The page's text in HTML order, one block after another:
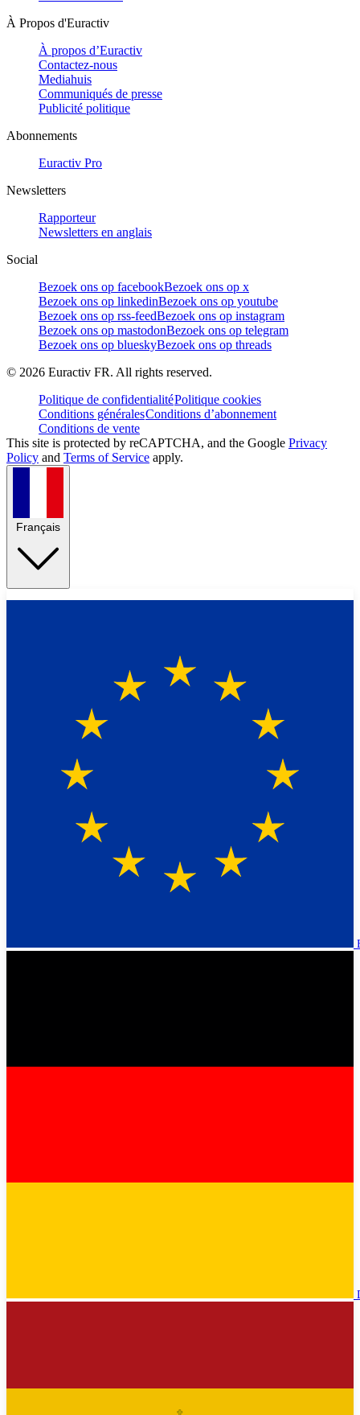
À Propos d'Euractiv
À propos d’Euractiv
Contactez-nous
Mediahuis
Communiqués de presse
Publicité politique
Abonnements
Euractiv Pro
Newsletters
Rapporteur
Newsletters en anglais
Social
Bezoek ons op facebookBezoek ons op x
Bezoek ons op linkedinBezoek ons op youtube
Bezoek ons op rss-feedBezoek ons op instagram
Bezoek ons op mastodonBezoek ons op telegram
Bezoek ons op blueskyBezoek ons op threads
© 2026 Euractiv FR. All rights reserved.
Politique de confidentialitéPolitique cookies
Conditions généralesConditions d’abonnement
Conditions de vente
This site is protected by reCAPTCHA, and the Google Privacy
Policy and Terms of Service apply.
Français